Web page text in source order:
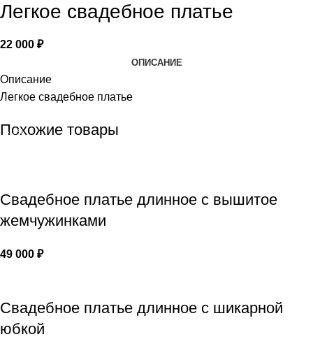
Легкое свадебное платье
22 000 ₽
ОПИСАНИЕ
Описание
Легкое свадебное платье
Похожие товары
Свадебное платье длинное с вышитое
жемчужинками
49 000 ₽
Свадебное платье длинное с шикарной
юбкой
-18%